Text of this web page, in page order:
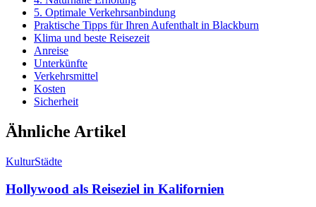
5. Optimale Verkehrsanbindung
Praktische Tipps für Ihren Aufenthalt in Blackburn
Klima und beste Reisezeit
Anreise
Unterkünfte
Verkehrsmittel
Kosten
Sicherheit
Ähnliche Artikel
KulturStädte
Hollywood als Reiseziel in Kalifornien